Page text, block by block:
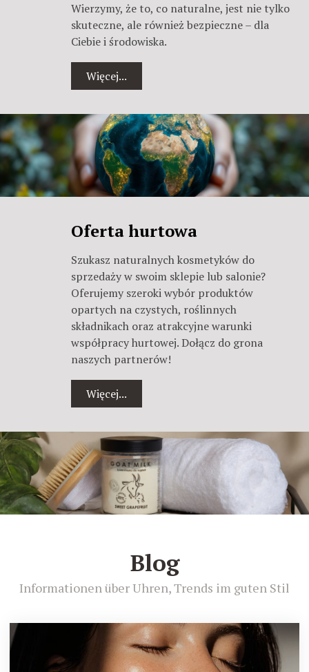
Wierzymy, że to, co naturalne, jest nie tylko
skuteczne, ale również bezpieczne – dla
Ciebie i środowiska.
Więcej...
Oferta hurtowa
Szukasz naturalnych kosmetyków do
sprzedaży w swoim sklepie lub salonie?
Oferujemy szeroki wybór produktów
opartych na czystych, roślinnych
składnikach oraz atrakcyjne warunki
współpracy hurtowej. Dołącz do grona
naszych partnerów!
Więcej...
Blog
Informationen über Uhren, Trends im guten Stil